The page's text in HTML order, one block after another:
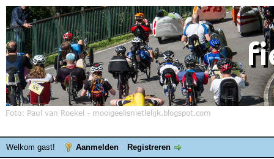
Welkom gast! Aanmelden Registreren